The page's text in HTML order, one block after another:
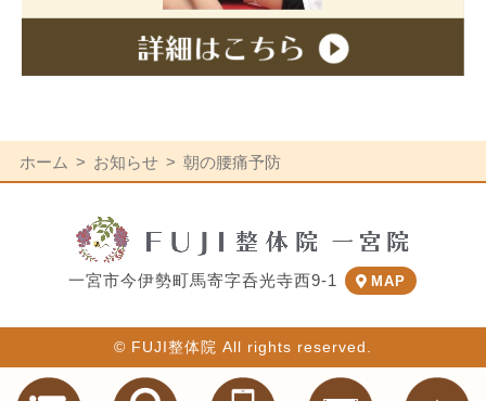
ホーム お知らせ 朝の腰痛予防
一宮市今伊勢町馬寄字呑光寺西9-1 MAP
© FUJI整体院 All rights reserved.